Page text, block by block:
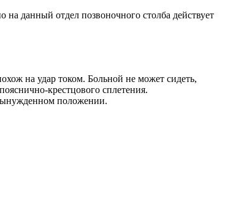
на данный отдел позвоночного столба действует
на удар током. Больной не может сидеть,
крестцового сплетения.
положении.